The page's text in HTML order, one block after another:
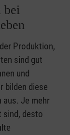
bei
Produktion,
sind gut
und
bilden diese
Je mehr
sind, desto